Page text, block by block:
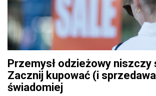
Przemysł odzieżowy niszczy
Zacznij kupować (i
świadomiej